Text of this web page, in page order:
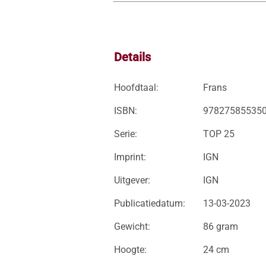
Details
Hoofdtaal: Frans
ISBN:
Serie: TOP 25
Imprint: IGN
Uitgever: IGN
Publicatiedatum: 13-03-2023
Gewicht: 86 gram
Hoogte: 24 cm